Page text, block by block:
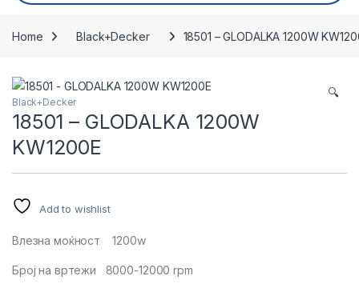
Home Black+Decker 18501 – GLODALKA 1200W
🔍
Black+Decker
18501 – GLODALKA 1200W
KW1200E
Add to wishlist
Влезна моќност 1200w
Број на вртежи 8000-12000 rpm